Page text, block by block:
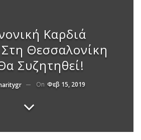
Καρδιά
Θεσσαλονίκη
Συζητηθεί!
On Φεβ 15, 2019